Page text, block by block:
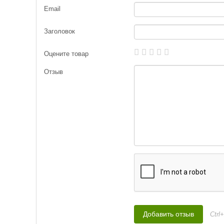
Email
Заголовок
Оцените товар
Отзыв